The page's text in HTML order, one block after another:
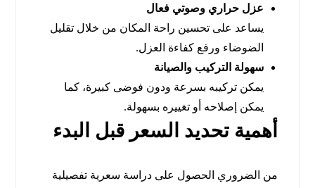
عزل حراري وصوتي فعال
يساعد على تحسين راحة المكان من خلال تقليل
الضوضاء ورفع كفاءة العزل.
سهولة التركيب والصيانة
يمكن تركيبه بسرعة ودون فوضى كبيرة، كما
يمكن إصلاحه أو تغييره بسهولة.
أهمية تحديد السعر قبل البدء
من الضروري الحصول على دراسة سعرية تفصيلية